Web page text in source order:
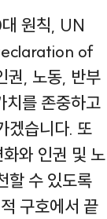
원칙, UN
of
, 노동, 반부
치를 존중하고
겠습니다. 또
와 인권 및 노
할 수 있도록
구호에서 끝